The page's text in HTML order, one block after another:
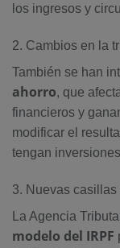
los ingresos y
2. Cambios en la
También se han
ahorro, que
financieros y
modificar el
tengan
3. Nuevas
La Agencia
modelo del IRPF